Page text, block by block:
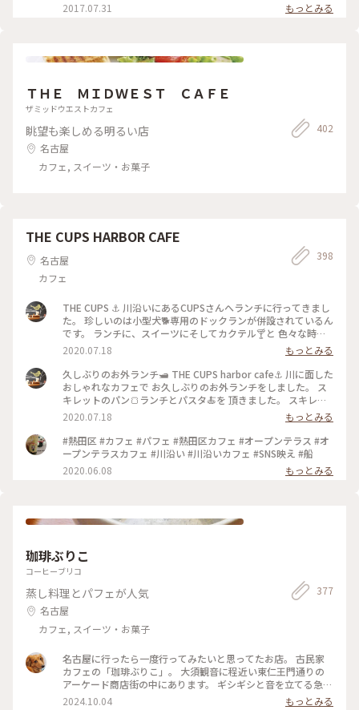
2017.07.31
もっとみる
ＴＨＥ ＭＩＤＷＥＳＴ ＣＡＦＥ
ザミッドウエストカフェ
眺望も楽しめる明るい店
名古屋
カフェ, スイーツ・お菓子
402
THE CUPS HARBOR CAFE
名古屋
カフェ
398
THE CUPS ⚓️ 川沿いにあるCUPSさんへランチに行ってきまし
た。 珍しいのは小型犬🐕専用のドックランが併設されているん
です。 ランチに、スイーツにそしてカクテル🍸と 色々な時間
帯に利用できるおしゃれcafeです。 次回はスイーツをたべに
行きたいです。 ちっちゃなカヌレが気になりました😊 #名古屋
#CUPS #堀川#harbor
2020.07.18
もっとみる
久しぶりのお外ランチ🛥 THE CUPS harbor cafe⚓️ 川に面した
おしゃれなカフェで お久しぶりのお外ランチをしました。 ス
キレットのパン🍞ランチとパスタ🍝を 頂きました。 スキレッ
トパンは大好きなチーズフォンデュ🧀を選びました！ 熱々の
スキレットには手ちぎりできるふわっふわのパンの真ん中にチ
ーズがたっぷり😋 お天気は晴天☀️とはいかずでしたが、 川辺
でのランチは解放的でコロナ対策にも バッチリ👌でした。 お
いしかったー😊 #名古屋#堀川#CUPS#スキレット #お外でラン
チ
2020.07.18
もっとみる
#熱田区 #カフェ #パフェ #熱田区カフェ #オープンテラス #オ
ープンテラスカフェ #川沿い #川沿いカフェ #SNS映え #船
2020.06.08
もっとみる
珈琲ぶりこ
コーヒーブリコ
蒸し料理とパフェが人気
名古屋
カフェ, スイーツ・お菓子
377
名古屋に行ったら一度行ってみたいと思ってたお店。 古民家
カフェの「珈琲ぶりこ」。 大須観音に程近い東仁王門通りの
アーケード商店街の中にあります。 ギシギシと音を立てる急な
階段を登って行くと仕切りごとに雰囲気の異なるレトロなお部
2024.10.04 もっとみる